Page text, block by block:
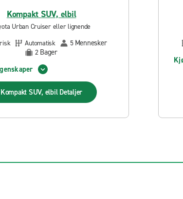
Kompakt SUV, elbil
Urban Cruiser eller lignende
Automatisk 5 Mennesker
2 Bager
Kompakt SUV, elbil Detaljer